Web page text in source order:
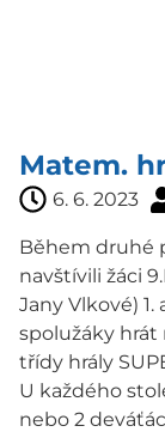
Matem.
6. 6. 2023
Během druhé
navštívili žáci
Jany Vlkové)
spolužáky
třídy hrály
U každého
nebo 2